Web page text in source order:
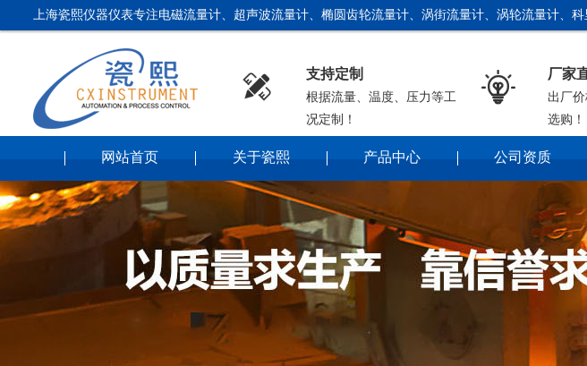
上海瓷熙仪器仪表专注电磁流量计、超声波流量计、椭圆齿轮流量计、涡街流量计、涡轮流量计、
 支持定制
根据流量、温度、压力等工
况定制！
 厂家
出厂
选购！
网站首页 关于瓷熙 产品中心 公司资质